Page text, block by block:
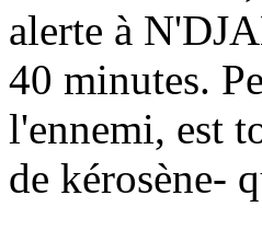
alerte à
40 minutes.
l'ennemi, est
de kérosène-